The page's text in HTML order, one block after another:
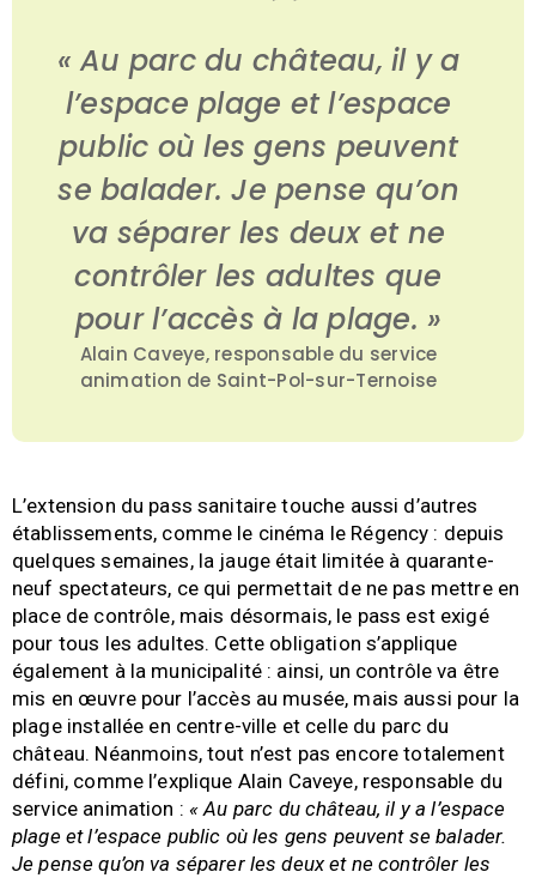
« Au parc du château, il y a
l’espace plage et l’espace
public où les gens peuvent
se balader. Je pense qu’on
va séparer les deux et ne
contrôler les adultes que
pour l’accès à la plage. »
Alain Caveye, responsable du service
animation de Saint-Pol-sur-Ternoise
L’extension du pass sanitaire touche aussi d’autres
établissements, comme le cinéma le Régency : depuis
quelques semaines, la jauge était limitée à quarante-
neuf spectateurs, ce qui permettait de ne pas mettre en
place de contrôle, mais désormais, le pass est exigé
pour tous les adultes. Cette obligation s’applique
également à la municipalité : ainsi, un contrôle va être
mis en œuvre pour l’accès au musée, mais aussi pour la
plage installée en centre-ville et celle du parc du
château. Néanmoins, tout n’est pas encore totalement
défini, comme l’explique Alain Caveye, responsable du
service animation : « Au parc du château, il y a l’espace
plage et l’espace public où les gens peuvent se balader.
Je pense qu’on va séparer les deux et ne contrôler les